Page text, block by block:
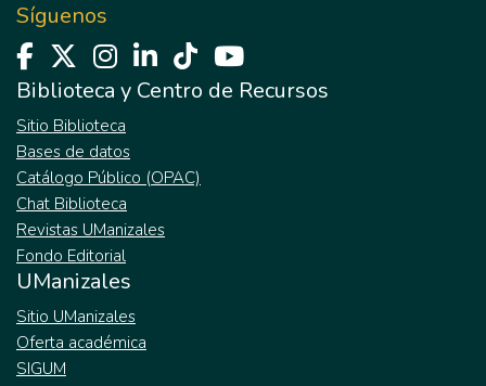
Síguenos
Biblioteca y Centro de Recursos
Sitio Biblioteca
Bases de datos
Catálogo Público (OPAC)
Chat Biblioteca
Revistas UManizales
Fondo Editorial
UManizales
Sitio UManizales
Oferta académica
SIGUM